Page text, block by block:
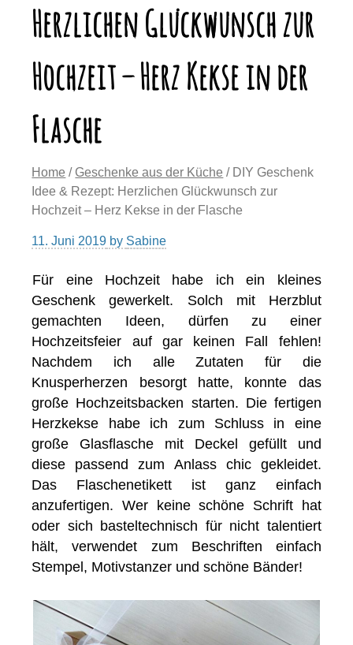
Herzlichen Glückwunsch zur
Hochzeit – Herz Kekse in der
Flasche
Home / Geschenke aus der Küche / DIY Geschenk
Idee & Rezept: Herzlichen Glückwunsch zur
Hochzeit – Herz Kekse in der Flasche
11. Juni 2019 by Sabine
Für eine Hochzeit habe ich ein kleines
Geschenk gewerkelt. Solch mit Herzblut
gemachten Ideen, dürfen zu einer
Hochzeitsfeier auf gar keinen Fall fehlen!
Nachdem ich alle Zutaten für die
Knusperherzen besorgt hatte, konnte das
große Hochzeitsbacken starten. Die fertigen
Herzkekse habe ich zum Schluss in eine
große Glasflasche mit Deckel gefüllt und
diese passend zum Anlass chic gekleidet.
Das Flaschenetikett ist ganz einfach
anzufertigen. Wer keine schöne Schrift hat
oder sich basteltechnisch für nicht talentiert
hält, verwendet zum Beschriften einfach
Stempel, Motivstanzer und schöne Bänder!